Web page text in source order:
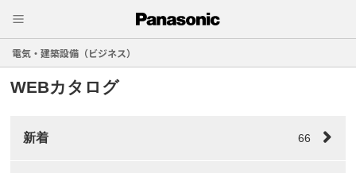
電気・建築設備（ビジネス）
WEBカタログ
新着 66